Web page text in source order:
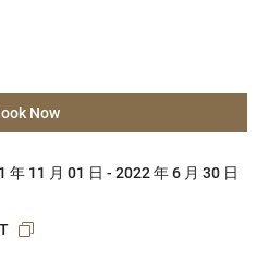
Now
年 11 月 01 日 - 2022 年 6 月 30 日